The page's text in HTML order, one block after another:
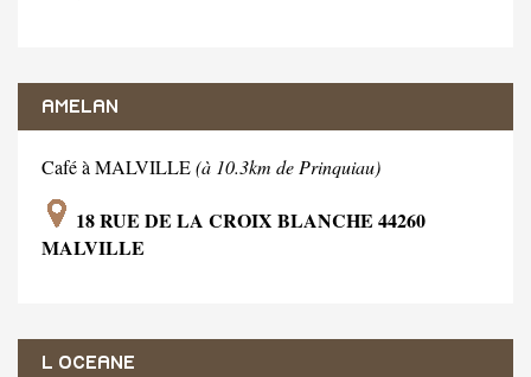
AMELAN
Café à MALVILLE(à 10.3km de Prinquiau)
18 RUE DE LA CROIX BLANCHE 44260
MALVILLE
L OCEANE